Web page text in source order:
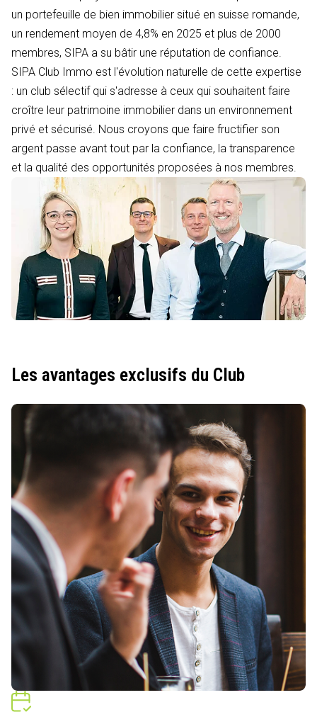
un portefeuille de bien immobilier situé en suisse romande,
un rendement moyen de 4,8% en 2025 et plus de 2000
membres, SIPA a su bâtir une réputation de confiance.
SIPA Club Immo est l'évolution naturelle de cette expertise
: un club sélectif qui s'adresse à ceux qui souhaitent faire
croître leur patrimoine immobilier dans un environnement
privé et sécurisé. Nous croyons que faire fructifier son
argent passe avant tout par la confiance, la transparence
et la qualité des opportunités proposées à nos membres.
Les avantages exclusifs du Club